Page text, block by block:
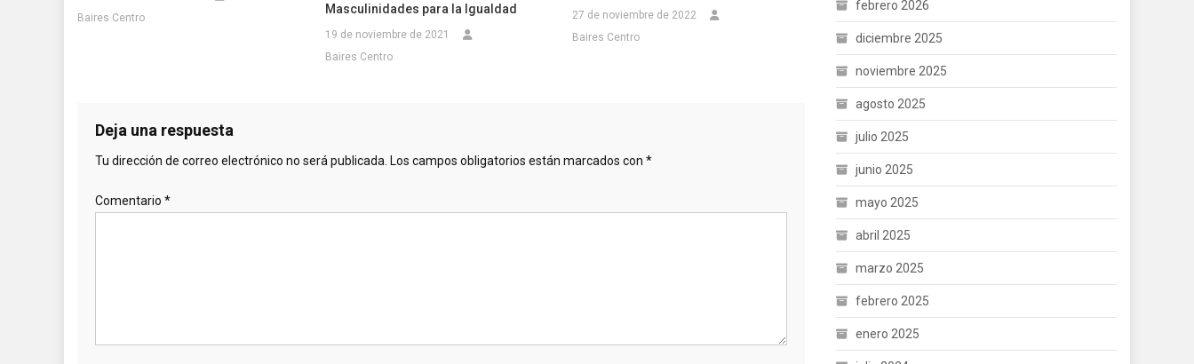
Baires Centro
Masculinidades para la Igualdad
19 de noviembre de 2021
Baires Centro
27 de noviembre de 2022
Baires Centro
Deja una respuesta
Tu dirección de correo electrónico no será publicada. Los campos obligatorios están marcados con *
Comentario *
febrero 2026
diciembre 2025
noviembre 2025
agosto 2025
julio 2025
junio 2025
mayo 2025
abril 2025
marzo 2025
febrero 2025
enero 2025